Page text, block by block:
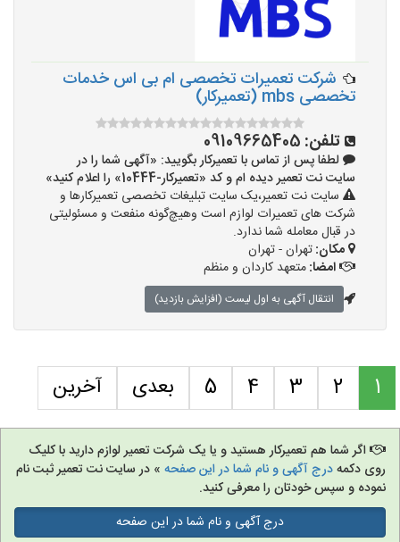
شرکت تعمیرات تخصصی ام بی اس خدمات
تخصصی mbs (تعمیرکار)
تلفن: 09109665405‏‪‬‏
لطفا پس از تماس با تعمیرکار بگویید: «آگهی شما را در
سایت نت تعمیر دیده ام و کد «تعمیرکار-10444» را اعلام کنید»
سایت نت تعمیر،یک سایت تبلیغات تخصصی تعمیرکارها و
شرکت های تعمیرات لوازم است وهیچ‌گونه منفعت و مسئولیتی
در قبال معامله شما ندارد.
مکان:تهران - تهران
امضا:متعهد کاردان و منظم
انتقال آگهی به اول لیست (افزایش بازدید)
1
2
3
4
5 بعدی آخرین
اگر شما هم تعمیرکار هستید و یا یک شرکت تعمیر لوازم دارید با کلیک
روی دکمهدرج آگهی و نام شما در این صفحه » در سایت نت تعمیر ثبت نام
نموده و سپس خودتان را معرفی کنید.
درج آگهی و نام شما در این صفحه